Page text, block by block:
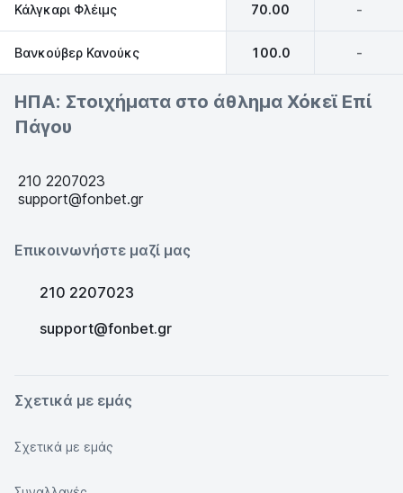
Κάλγκαρι Φλέιμς 70.00 -
Βανκούβερ Κανούκς 100.0 -
ΗΠΑ: Στοιχήματα στο άθλημα Χόκεϊ Επί
Πάγου
210 2207023
support@fonbet.gr
Επικοινωνήστε μαζί μας
210 2207023
support@fonbet.gr
Σχετικά με εμάς
Σχετικά με εμάς